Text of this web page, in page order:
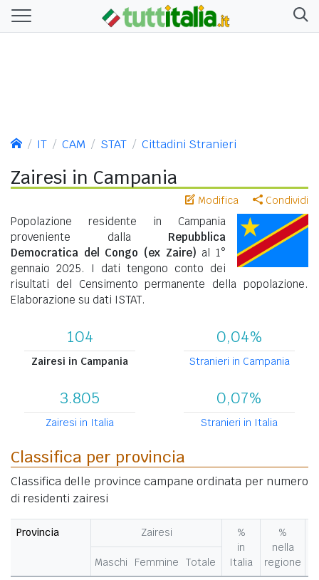
IT CAM STAT Cittadini Stranieri
Zairesi in Campania
Modifica Condividi
Popolazione residente in Campania
proveniente dalla Repubblica
Democratica del Congo (ex Zaire) al 1°
gennaio 2025. I dati tengono conto dei
risultati del Censimento permanente della popolazione.
Elaborazione su dati ISTAT.
104
Zairesi in Campania
0,04%
Stranieri in Campania
3.805
Zairesi in Italia
0,07%
Stranieri in Italia
Classifica per provincia
Classifica delle province campane ordinata per numero
di residenti zairesi
Provincia Zairesi
%
in
Italia
%
nella
regione
Maschi Femmine Totale